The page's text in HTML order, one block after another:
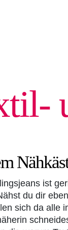
ist
du dir
sich da alle